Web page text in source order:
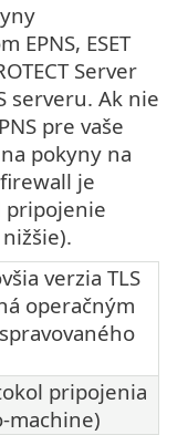
ESET
Server
serveru. Ak nie
pre vaše
pokyny na
je
pripojenie
verzia TLS
operačným
pripojenia
machine)